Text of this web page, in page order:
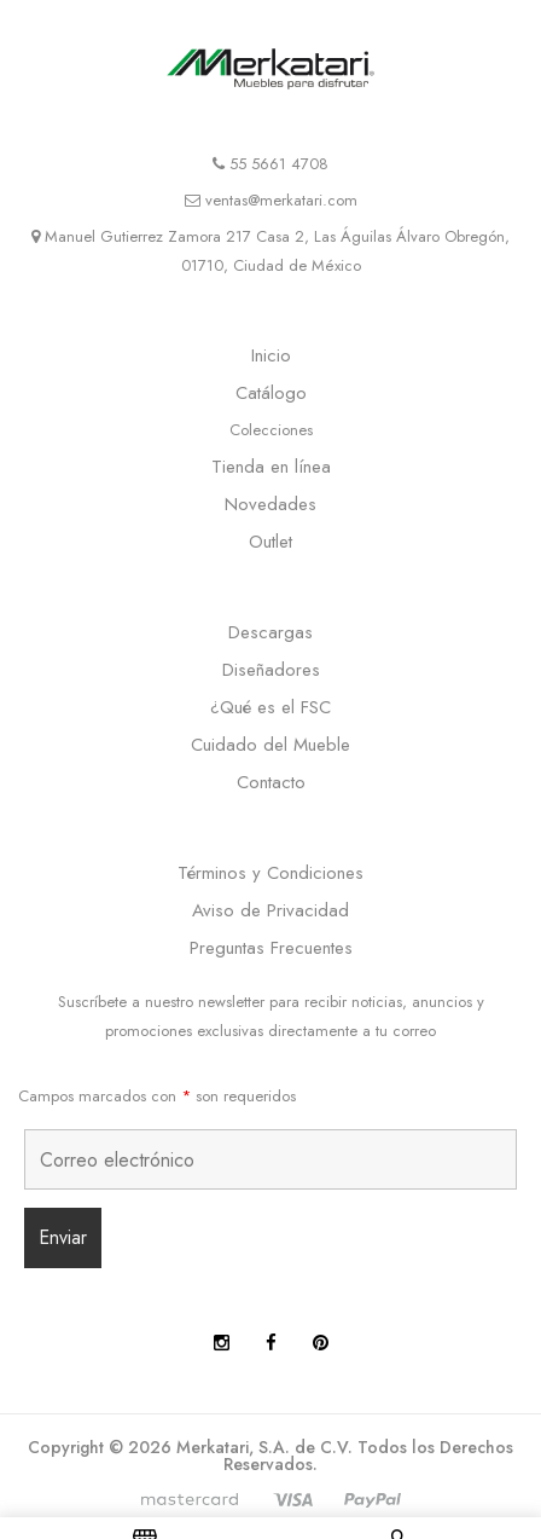
55 5661 4708
ventas@merkatari.com
Manuel Gutierrez Zamora 217 Casa 2, Las Águilas Álvaro Obregón,
01710, Ciudad de México
Inicio
Catálogo
Colecciones
Tienda en línea
Novedades
Outlet
Descargas
Diseñadores
¿Qué es el FSC
Cuidado del Mueble
Contacto
Términos y Condiciones
Aviso de Privacidad
Preguntas Frecuentes
Suscríbete a nuestro newsletter para recibir noticias, anuncios y
promociones exclusivas directamente a tu correo
Campos marcados con * son requeridos
Copyright © 2026 Merkatari, S.A. de C.V. Todos los Derechos
Reservados.